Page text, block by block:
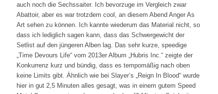
auch noch die Sechssaiter. Ich bevorzuge im Vergleich zwar
Abattoir, aber es war trotzdem cool, an diesem Abend Anger As
Art sehen zu können. Ich kannte wiederum das Material nicht, so
dass ich lediglich sagen kann, dass das Schwergewicht der
Setlist auf den jüngeren Alben lag. Das sehr kurze, speedige
„Time Devours Life“ vom 2013er Album „Hubris Inc.“ zeigte der
Konkurrenz kurz und bündig, dass es tempomäßig nach oben
keine Limits gibt. Ähnlich wie bei Slayer’s „Reign In Blood“ wurde
hier in gut 2,5 Minuten alles gesagt, was in einem gutem Speed